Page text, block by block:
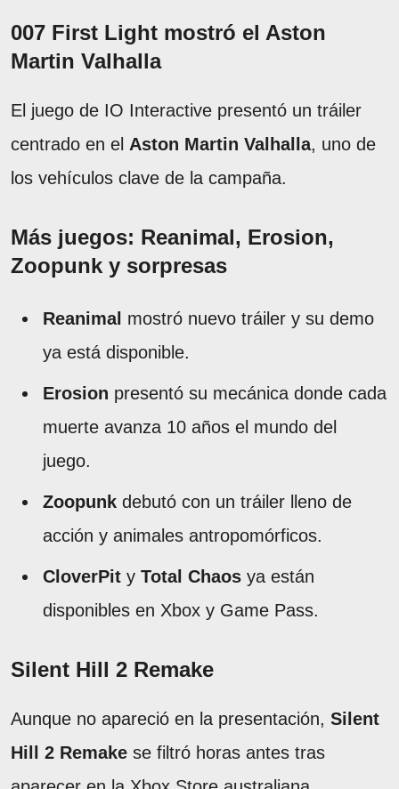
007 First Light mostró el Aston
Martin Valhalla
El juego de IO Interactive presentó un tráiler
centrado en el Aston Martin Valhalla, uno de
los vehículos clave de la campaña.
Más juegos: Reanimal, Erosion,
Zoopunk y sorpresas
Reanimal mostró nuevo tráiler y su demo
ya está disponible.
Erosion presentó su mecánica donde cada
muerte avanza 10 años el mundo del
juego.
Zoopunk debutó con un tráiler lleno de
acción y animales antropomórficos.
CloverPit y Total Chaos ya están
disponibles en Xbox y Game Pass.
Silent Hill 2 Remake
Aunque no apareció en la presentación, Silent
Hill 2 Remake se filtró horas antes tras